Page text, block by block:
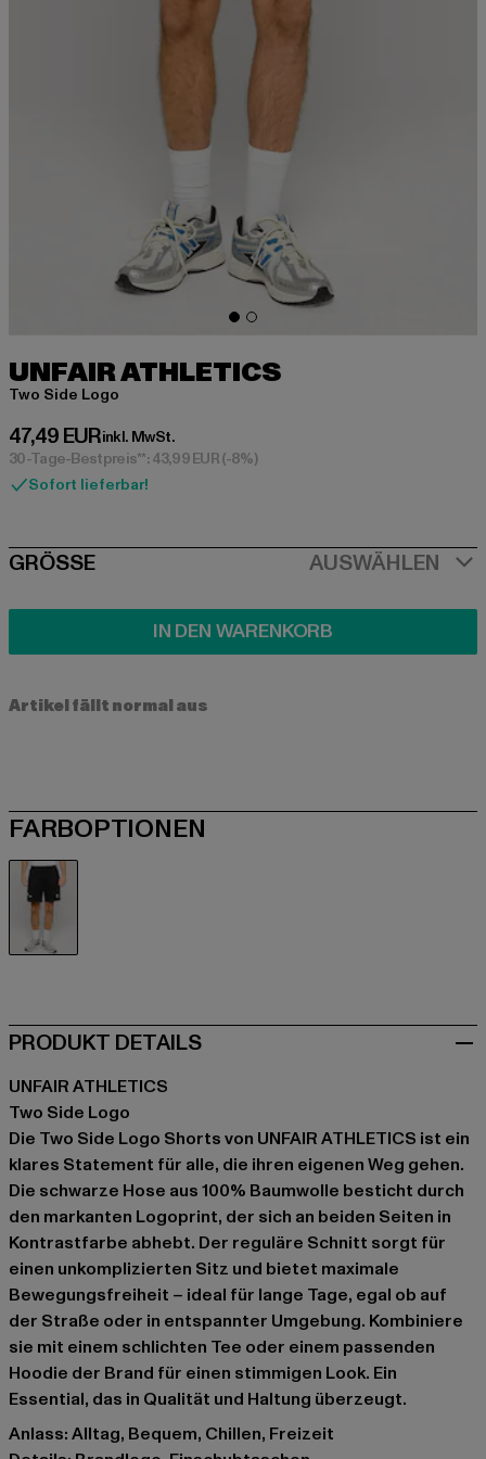
UNFAIR ATHLETICS
Two Side Logo
47,49 EUR
Derzeitiger Preis: 47,49 EUR
inkl. MwSt.
30-Tage-Bestpreis**: 43,99 EUR(-8%)
Sofort lieferbar!
SIZE
GRÖSSE AUSWÄHLEN
IN DEN WARENKORB
Artikel fällt normal aus
FARBOPTIONEN
PRODUKT DETAILS
UNFAIR ATHLETICS
Two Side Logo
Die Two Side Logo Shorts von UNFAIR ATHLETICS ist ein
klares Statement für alle, die ihren eigenen Weg gehen.
Die schwarze Hose aus 100% Baumwolle besticht durch
den markanten Logoprint, der sich an beiden Seiten in
Kontrastfarbe abhebt. Der reguläre Schnitt sorgt für
einen unkomplizierten Sitz und bietet maximale
Bewegungsfreiheit – ideal für lange Tage, egal ob auf
der Straße oder in entspannter Umgebung. Kombiniere
sie mit einem schlichten Tee oder einem passenden
Hoodie der Brand für einen stimmigen Look. Ein
Essential, das in Qualität und Haltung überzeugt.
Anlass: Alltag, Bequem, Chillen, Freizeit